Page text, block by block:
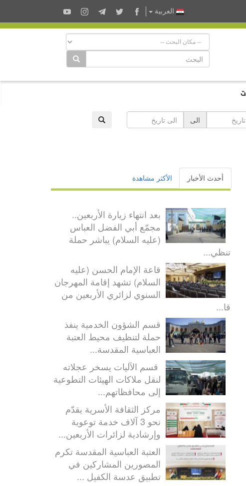
العربية
الى
أحدث الأخبار الأكثر مشاهدة
بعد انتهاء زيارة الأربعين..
مجمّع أبي الفضل العباس
(عليه السلام) يباشر حملة
تنظي...
قاعة الإمام الحسن (عليه
السلام) تشهد إقامة المهرجان
السنوي لزائري الأربعين من
قا...
قسم الشؤون الخدمية ينفذ
حملة لتنظيف محيط العتبة
العباسية المقدسة...
قسم الآليات يسخر عجلاته
لنقل ملاكات الهيئات التطوعية
إلى محافظاتهم...
مركز الثقافة الأسرية يقدّم
نحو 3 آلاف خدمة توعوية
وإرشادية لزائرات الأربعين...
العتبة العباسية المقدسة تكرم
المصورين المشاركين في
تطبيق عدسة الكفيل ...